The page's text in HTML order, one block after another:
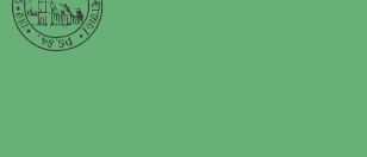
Stil gebed
Onze Vader